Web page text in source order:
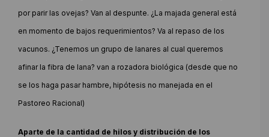
por parir las ovejas? Van al despunte. ¿La majada general está
en momento de bajos requerimientos? Va al repaso de los
vacunos. ¿Tenemos un grupo de lanares al cual queremos
afinar la fibra de lana? van a rozadora biológica (desde que no
se los haga pasar hambre, hipótesis no manejada en el
Pastoreo Racional)
Aparte de la cantidad de hilos y distribución de los